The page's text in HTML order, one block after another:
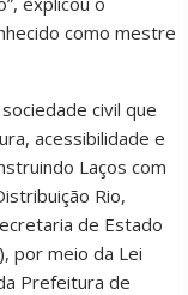
como mestre
civil que
acessibilidade e
Laços com
Rio,
de Estado
por meio da Lei
Prefeitura de